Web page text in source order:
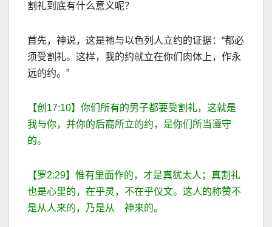
割礼到底有什么意义呢？
首先，神说，这是祂与以色列人立约的证据： “都必
须受割礼。这样，我的约就立在你们肉体上，作永
远的约。 ”
【创 17:10】你们所有的男子都要受割礼，这就是
我与你，并你的后裔所立的约，是你们所当遵守
的。
【罗2:29】惟有里面作的，才是真犹太人；真割礼
也是心里的，在乎灵，不在乎仪文。这人的称赞不
是从人来的，乃是从 神来的。